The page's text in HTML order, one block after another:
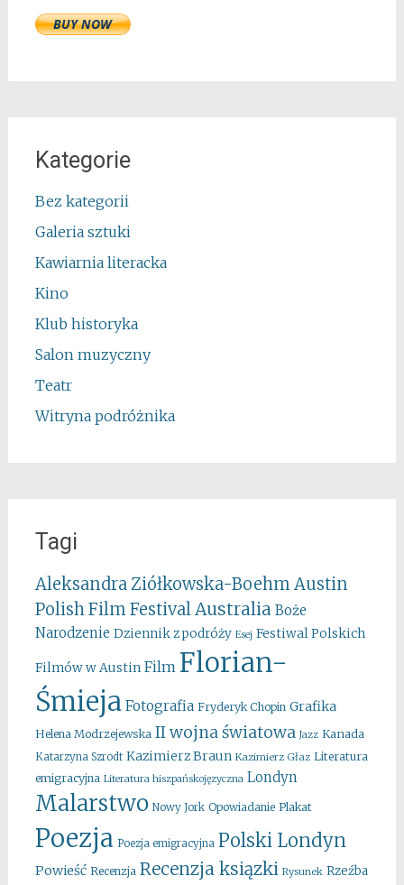
Kategorie
Bez kategorii
Galeria sztuki
Kawiarnia literacka
Kino
Klub historyka
Salon muzyczny
Teatr
Witryna podróżnika
Tagi
Aleksandra Ziółkowska-Boehm Austin
Polish Film FestivalAustralia Boże
Narodzenie Dziennik z podróży Esej Festiwal Polskich
Filmów w Austin Film Florian-
Śmieja Fotografia Fryderyk Chopin Grafika
Helena Modrzejewska II wojna światowa Jazz Kanada
Katarzyna Szrodt Kazimierz Braun Kazimierz Głaz Literatura
emigracyjna Literatura hiszpańskojęzyczna Londyn
Malarstwo Nowy Jork Opowiadanie Plakat
Poezja Poezja emigracyjna Polski Londyn
Powieść Recenzja Recenzja ksiązki Rysunek Rzeźba